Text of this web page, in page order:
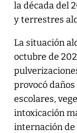
la década del
y terrestres
La situación
octubre de
provocó
escolares,
intoxicación
internación de